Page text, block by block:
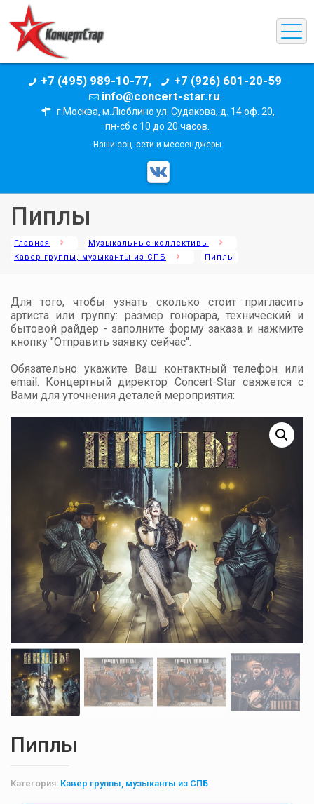
+7 (495) 989-10-77,
+7 (926) 601-20-59
info@concert-star.ru
г.Москва, м.Люблино ул. Судакова, д. 14 оф. 20,
пн-сб с 10 до 20 часов.
Наши соц. сети и мессенджеры
Пиплы
Главная
Музыкальные коллективы
Кавер группы, музыканты из СПБ
Пиплы
Для того, чтобы узнать сколько стоит пригласить
артиста или группу: размер гонорара, технический и
бытовой райдер - заполните форму заказа и нажмите
кнопку "Отправить заявку сейчас".
Обязательно укажите Ваш контактный телефон или
email. Концертный директор Concert-Star свяжется с
Вами для уточнения деталей мероприятия:
Пиплы
Категория: Кавер группы, музыканты из СПБ